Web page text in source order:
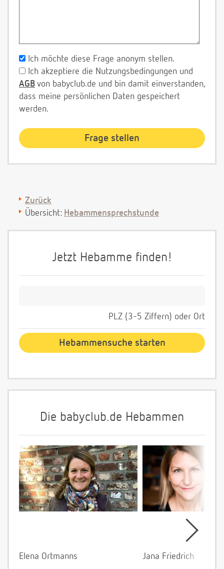
Ich möchte diese Frage anonym stellen.
Ich akzeptiere die Nutzungsbedingungen und
AGB von babyclub.de und bin damit einverstanden,
dass meine persönlichen Daten gespeichert
werden.
Zurück
Übersicht: Hebammensprechstunde
Jetzt Hebamme finden!
PLZ (3-5 Ziffern) oder Ort
Die babyclub.de Hebammen
Elena Ortmanns
Jana Friedrich